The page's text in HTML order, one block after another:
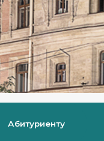
Абитуриенту